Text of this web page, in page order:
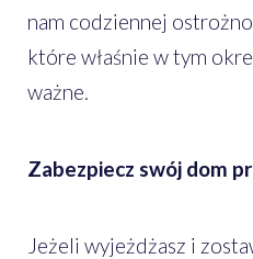
nam codziennej
które właśnie w tym
ważne.
Zabezpiecz swój dom
Jeżeli wyjeżdżasz i